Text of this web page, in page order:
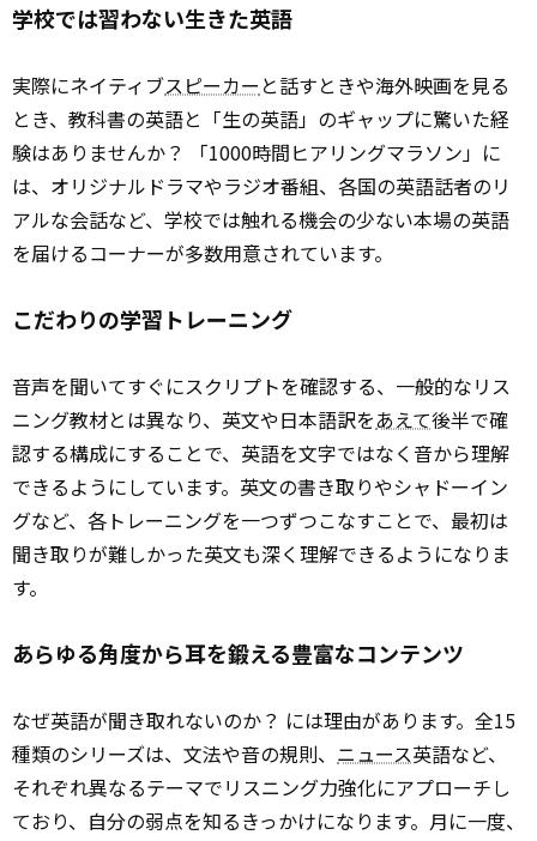
学校では習わない生きた英語
実際にネイティブスピーカー と話すときや海外映画を見る
とき、教科書の英語と「生の英語」のギャップに驚いた経
験はありませんか？ 「1000時間ヒアリングマラソン」に
は、オリジナルドラマやラジオ番組、各国の英語話者のリ
アルな会話など、学校では触れる機会の少ない本場の英語
を届けるコーナーが多数用意されています。
こだわりの学習トレーニング
音声を聞いてすぐにスクリプトを確認する、一般的なリス
ニング教材とは異なり、英文や日本語訳をあえて後半で確
認する構成にすることで、英語を文字ではなく音から理解
できるようにしています。英文の書き取りやシャドーイン
グなど、各トレーニングを一つずつこなすことで、最初は
聞き取りが難しかった英文も深く理解できるようになりま
す。
あらゆる角度から耳を鍛える豊富なコンテンツ
なぜ英語が聞き取れないのか？ には理由があります。全15
種類のシリーズは、文法や音の規則、 ニュース英語など、
それぞれ異なるテーマでリスニング力強化にアプローチし
ており、自分の弱点を知るきっかけになります。月に一度、